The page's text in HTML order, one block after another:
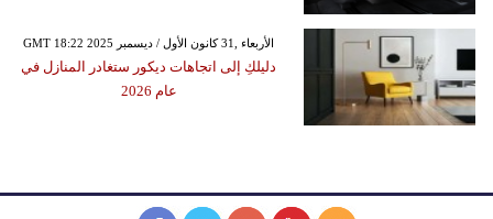
GMT 18:22 2025 الأربعاء ,31 كانون الأول / ديسمبر
دليلكِ إلى اتجاهات ديكور ستغادر المنازل في
عام 2026